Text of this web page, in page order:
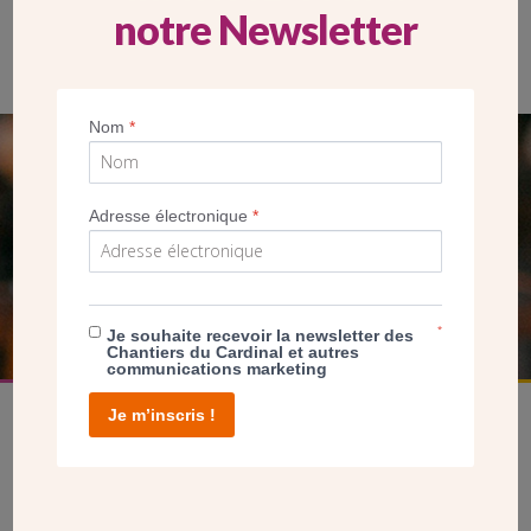
Les réunions de chantier se déroulent chaque mercredi dans
l’une des salles rénovées.
SEUL VOTRE DON
NOUS PERMET D’AGIR
FAIRE UN DON
notre Newsletter
Nom*
Adresse électronique*
Je souhaite recevoir la newsletter des
Chantiers du Cardinal et autres
communications marketing
*
Je m’inscris !